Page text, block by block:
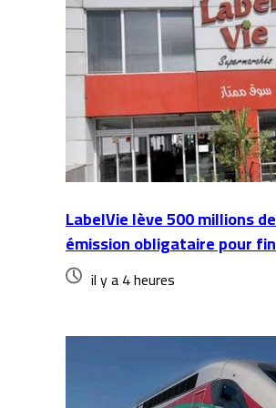
LabelVie lève 500 millions
émission obligataire pour
il y a 4 heures